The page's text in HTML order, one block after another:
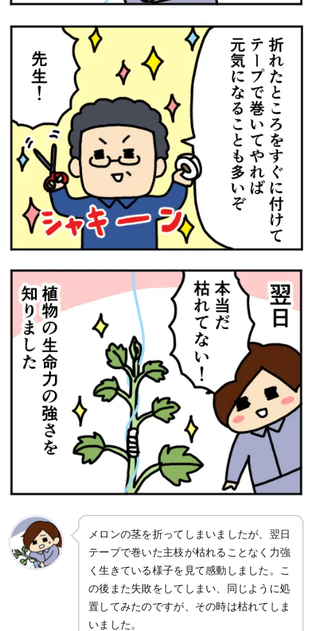
メロンの茎を折ってしまいましたが、翌日
テープで巻いた主枝が枯れることなく力強
く生きている様子を見て感動しました。こ
の後また失敗をしてしまい、同じように処
置してみたのですが、その時は枯れてしま
いました。